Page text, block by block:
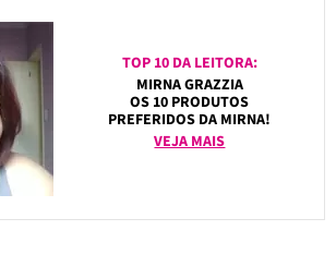
TOP 10 DA LEITORA:
MIRNA GRAZZIA
OS 10 PRODUTOS
PREFERIDOS DA MIRNA!
VEJA MAIS